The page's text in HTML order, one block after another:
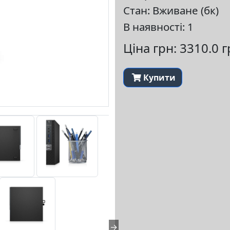
→
Стан: Вживане (бк)
В наявності: 1
Ціна грн: 3310.0
Купити